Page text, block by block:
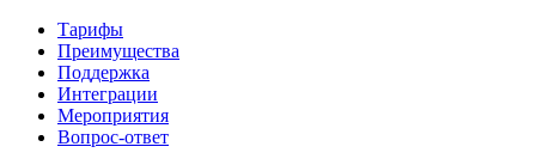
Тарифы
Преимущества
Поддержка
Интеграции
Мероприятия
Вопрос-ответ